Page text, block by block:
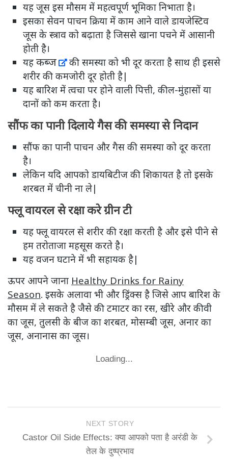
यह जूस इस मौसम में महत्वपूर्ण भूमिका निभाता है।
इसका सेवन पाचन क्रिया में काम आने वाले डायजेस्टिव
जूस के स्त्राव को बढ़ाता है जिससे खाना पचने में आसानी
होती है।
यह कब्ज
की समस्या को भी दूर करता है साथ ही इससे
शरीर की कमजोरी दूर होती है|
यह बारिश में त्वचा पर होने वाली पित्ती, कील-मुंहासों या
दानों को कम करता है।
सौंफ का पानी दिलाये गैस की समस्या से निदान
सौंफ का पानी पाचन और गैस की समस्या को दूर करता
है।
लेकिन यदि आपको डायबिटीज की शिकायत है तो इसके
शरबत में चीनी ना ले|
फ्लू वायरल से रक्षा करे ग्रीन टी
यह फ्लू वायरल से शरीर की रक्षा करती है और इसे पीने से
हम तरोताजा महसूस करते है।
यह वजन घटाने में भी सहायक है|
ऊपर आपने जाना Healthy Drinks for Rainy
Season. इसके अलावा भी और ड्रिंक्स है जिसे आप बारिश के
मौसम में ले सकते है जैसे की टमाटर का रस, खीरे और कीवी
का जूस, तुलसी के बीज का शरबत, मोसम्बी जूस, अनार का
जूस, अनानास का जूस।
Loading...
NEXT STORY
Castor Oil Side Effects: क्या आपको पता है अरंडी के
तेल के दुष्प्रभाव